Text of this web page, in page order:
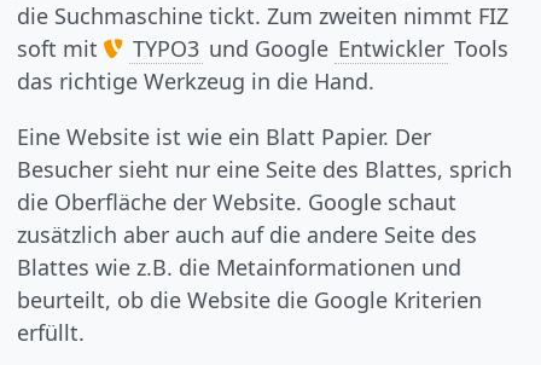
die Suchmaschine tickt. Zum zweiten nimmt FIZ
soft mit
TYPO3 und Google Entwickler Tools
das richtige Werkzeug in die Hand.
Eine Website ist wie ein Blatt Papier. Der
Besucher sieht nur eine Seite des Blattes, sprich
die Oberfläche der Website. Google schaut
zusätzlich aber auch auf die andere Seite des
Blattes wie z.B. die Metainformationen und
beurteilt, ob die Website die Google Kriterien
erfüllt.